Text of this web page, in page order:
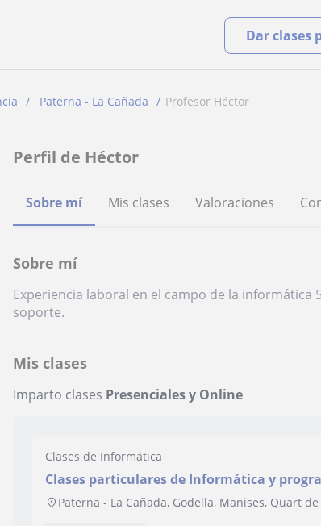
Dar clases
Paterna - La Cañada Profesor Héctor
Perfil de Héctor
Sobre mí Mis clases Valoraciones
Sobre mí
Experiencia laboral en el campo de la informática
soporte.
Mis clases
Imparto clases Presenciales y Online
Clases de Informática
Clases particulares de Informática y
Paterna - La Cañada, Godella, Manises, Quart